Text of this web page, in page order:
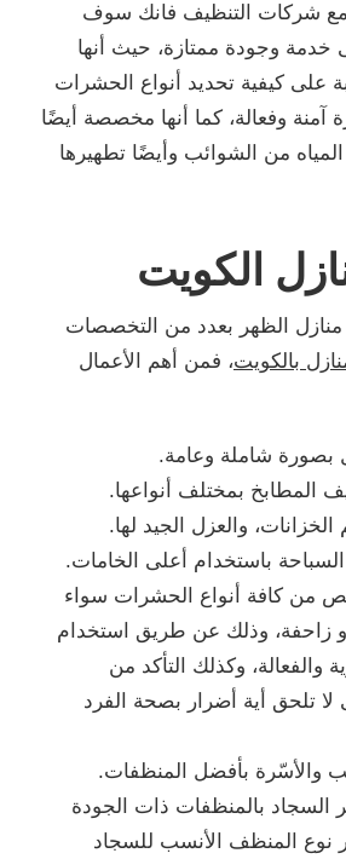
مع شركات التنظيف فانك سوف
وجودة ممتازة، حيث أنها
على كيفية تحديد أنواع الحشرات
آمنة وفعالة، كما أنها مخصصة أيضًا
من الشوائب وأيضًا تطهيرها
الكويت
الظهر بعدد من التخصصات
بالكويت، فمن أهم الأعمال
بصورة شاملة وعامة.
المطابخ بمختلف أنواعها.
والعزل الجيد لها.
باستخدام أعلى الخامات.
من كافة أنواع الحشرات سواء
زاحفة، وذلك عن طريق استخدام
والفعالة، وكذلك التأكد من
لا تلحق أية أضرار بصحة الفرد
والأسّرة بأفضل المنظفات.
السجاد بالمنظفات ذات الجودة
نوع المنظف الأنسب للسجاد